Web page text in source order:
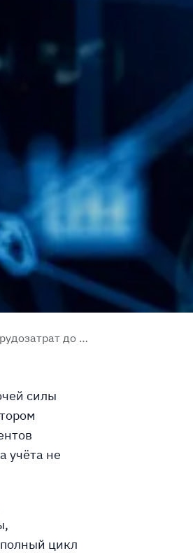
валовой маржи
силы
учёта не
цикл